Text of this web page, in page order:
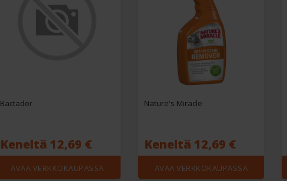
Bactador
Keneltä 12,69 €
AVAA VERKKOKAUPASSA
Nature's Miracle
Keneltä 12,69 €
AVAA VERKKOKAUPASSA